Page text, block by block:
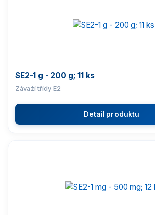
Závaží třídy E1
Antivibrační stoly
SE2-1 g - 200 g; 11 ks
Závaží třídy E2
Detail produktu